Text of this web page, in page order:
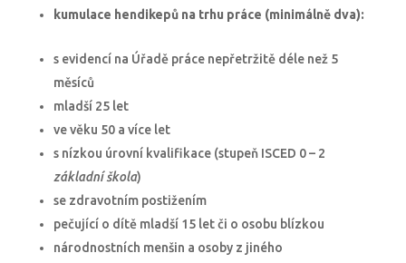
kumulace hendikepů na trhu práce (minimálně dva):
s evidencí na Úřadě práce nepřetržitě déle než 5
měsíců
mladší 25 let
ve věku 50 a více let
s nízkou úrovní kvalifikace (stupeň ISCED 0 – 2
základní škola)
se zdravotním postižením
pečující o dítě mladší 15 let či o osobu blízkou
národnostních menšin a osoby z jiného